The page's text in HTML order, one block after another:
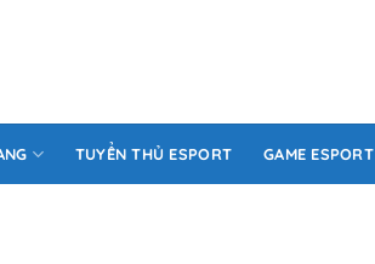
TUYỂN THỦ ESPORT GAME ESPORT